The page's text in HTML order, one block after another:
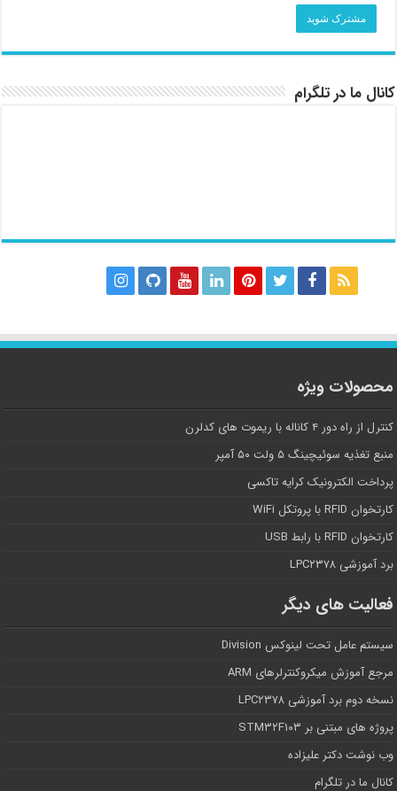
کانال ما در تلگرام
محصولات ویژه
کنترل از راه دور ۴ کاناله با ریموت های کدلرن
منبع تغذیه سوئیچینگ ۵ ولت ۵۰ آمپر
پرداخت الکترونیک کرایه تاکسی
کارتخوان RFID با پروتکل WiFi
کارتخوان RFID با رابط USB
برد آموزشی LPC۲۳۷۸
فعالیت های دیگر
سیستم عامل تحت لینوکس Division
مرجع آموزش میکروکنترلرهای ARM
نسخه دوم برد آموزشی LPC۲۳۷۸
پروژه های مبتنی بر STM۳۲F۱۰۳
وب نوشت دکتر علیزاده
کانال ما در تلگرام